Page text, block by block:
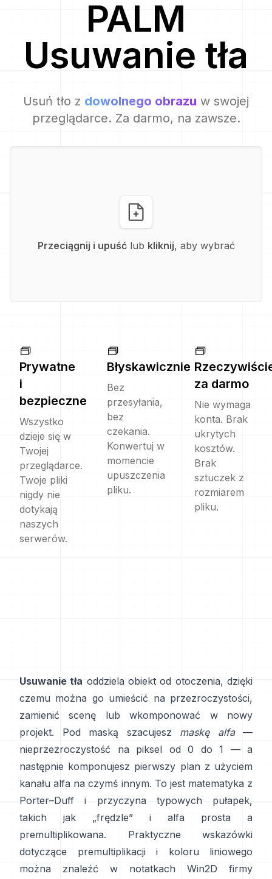
PALM
Usuwanie tła
Usuń tło z dowolnego obrazu w swojej
przeglądarce. Za darmo, na zawsze.
Przeciągnij i upuść lub kliknij, aby wybrać
Prywatne
i
bezpieczne
Wszystko
dzieje się w
Twojej
przeglądarce.
Twoje pliki
nigdy nie
dotykają
naszych
serwerów.
Błyskawicznie
Bez
przesyłania,
bez
czekania.
Konwertuj w
momencie
upuszczenia
pliku.
za darmo
Nie wymaga
konta. Brak
ukrytych
kosztów.
Brak
sztuczek z
rozmiarem
pliku.
Usuwanie tła oddziela obiekt od otoczenia, dzięki
czemu można go umieścić na przezroczystości,
zamienić scenę lub wkomponować w nowy
projekt. Pod maską szacujesz
maskę alfa—
nieprzezroczystość na piksel od 0 do 1 — a
następnie komponujesz pierwszy plan z użyciem
kanału alfa na czymś innym. To jest matematyka z
Porter–Duff i przyczyna typowych pułapek,
takich jak „frędzle” i
alfa prosta a
premultiplikowana. Praktyczne wskazówki
dotyczące premultiplikacji i koloru liniowego
można znaleźć w
notatkach Win2D firmy